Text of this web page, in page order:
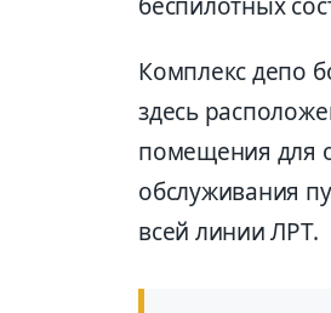
Комплекс депо
здесь
помещения для
обслуживания
всей линии ЛРТ.